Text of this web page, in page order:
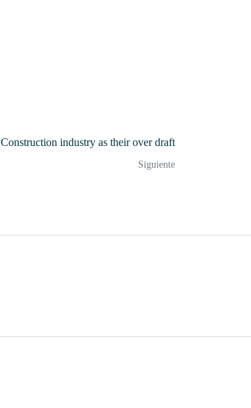
Construction industry as their over draft
Siguiente